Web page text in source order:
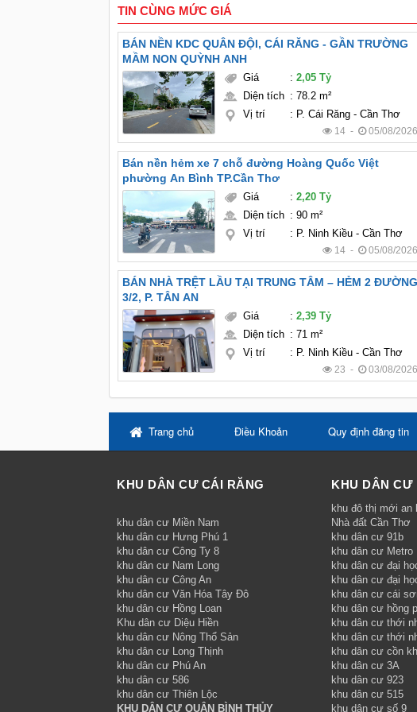
TIN CÙNG MỨC GIÁ
BÁN NỀN KDC QUÂN ĐỘI, CÁI RĂNG - GẦN TRƯỜNG
MẦM NON QUỲNH ANH
Giá :2,05 Tỷ
Diện tích :78.2 m²
Vị trí
: P. Cái Răng - Cần Thơ
14 - 05/08/2026
Bán nền hẻm xe 7 chỗ đường Hoàng Quốc Việt
phường An Bình TP.Cần Thơ
Giá :2,20 Tỷ
Diện tích :90 m²
Vị trí
: P. Ninh Kiều - Cần Thơ
14 - 05/08/2026
BÁN NHÀ TRỆT LẦU TẠI TRUNG TÂM – HẺM 2 ĐƯỜNG
3/2, P. TÂN AN
Giá :2,39 Tỷ
Diện tích :71 m²
Vị trí
: P. Ninh Kiều - Cần Thơ
23 - 03/08/2026
Trang chủ Điều Khoản Quy định đăng tin
KHU DÂN CƯ CÁI RĂNG
khu dân cư Miền Nam
khu dân cư Hưng Phú 1
khu dân cư Công Ty 8
khu dân cư Nam Long
khu dân cư Công An
khu dân cư Văn Hóa Tây Đô
khu dân cư Hồng Loan
Khu dân cư Diệu Hiền
khu dân cư Nông Thổ Sản
khu dân cư Long Thịnh
khu dân cư Phú An
khu dân cư 586
khu dân cư Thiên Lộc
KHU DÂN CƯ QUẬN BÌNH THỦY
KHU DÂN CƯ
khu đô thị mới an
Nhà đất Cần Thơ
khu dân cư 91b
khu dân cư Metro
khu dân cư đại
khu dân cư đại
khu dân cư cái
khu dân cư hồng
khu dân cư thới
khu dân cư thới
khu dân cư cồn
khu dân cư 3A
khu dân cư 923
khu dân cư 515
khu dân cư số 9